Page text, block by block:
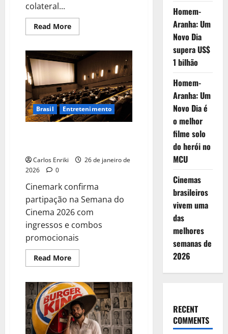
colateral...
Read MoreRead
more
A
Lenda
de
Aang
vaza
completo
na
internet
Brasil Entretenimento
Carlos Enriki
26 de janeiro de
2026
0
Cinemark confirma
partipação na Semana do
Cinema 2026 com
ingressos e combos
promocionais
Read MoreRead
more
confirma
partipação
na
Semana
do
Cinema
2026
Homem-
Aranha: Um
Novo Dia
supera US$
1 bilhão
Homem-
Aranha: Um
Novo Dia é
o melhor
filme solo
do herói no
MCU
Cinemas
brasileiros
vivem uma
das
melhores
semanas de
2026
RECENT
COMMENTS